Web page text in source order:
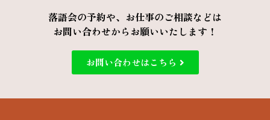
落語会の予約や、お仕事のご相談などは
お問い合わせからお願いいたします！
お問い合わせはこちら